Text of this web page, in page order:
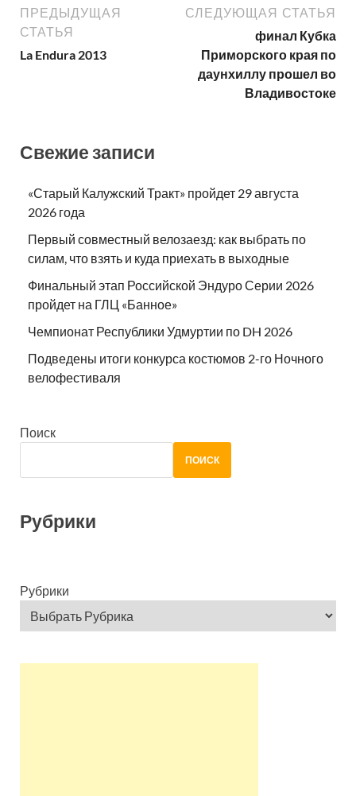
ПРЕДЫДУЩАЯ
СТАТЬЯ
La Endura 2013
СЛЕДУЮЩАЯ СТАТЬЯ
финал Кубка
Приморского края по
даунхиллу прошел во
Владивостоке
Свежие записи
«Старый Калужский Тракт» пройдет 29 августа
2026 года
Первый совместный велозаезд: как выбрать по
силам, что взять и куда приехать в выходные
Финальный этап Российской Эндуро Серии 2026
пройдет на ГЛЦ «Банное»
Чемпионат Республики Удмуртии по DH 2026
Подведены итоги конкурса костюмов 2-го Ночного
велофестиваля
Поиск
ПОИСК
Рубрики
Рубрики